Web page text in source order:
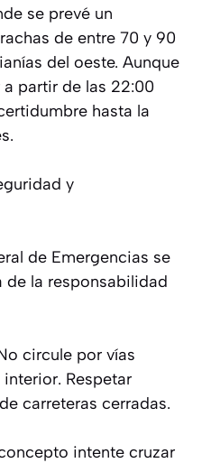
se prevé un
de entre 70 y 90
del oeste. Aunque
partir de las 22:00
hasta la
y
de Emergencias se
la responsabilidad
circule por vías
Respetar
carreteras cerradas.
intente cruzar